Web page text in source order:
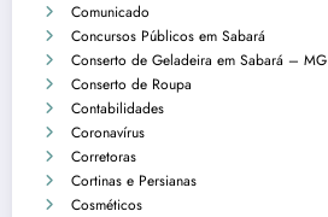
Comunicado
Concursos Públicos em Sabará
Conserto de Geladeira em Sabará – MG
Conserto de Roupa
Contabilidades
Coronavírus
Corretoras
Cortinas e Persianas
Cosméticos